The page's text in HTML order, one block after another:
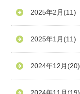
2025年2月 (11)
2025年1月 (11)
2024年12月 (20)
2024年11月 (19)